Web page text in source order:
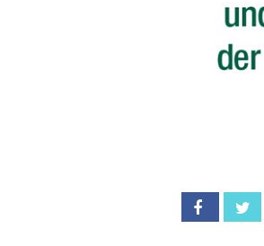
Facebook